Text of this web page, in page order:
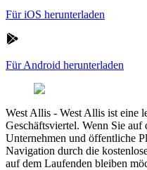
Für iOS herunterladen
Für Android herunterladen
West Allis - West Allis ist eine
Geschäftsviertel. Wenn Sie
Unternehmen und öffentliche
Navigation durch die
auf dem Laufenden bleiben